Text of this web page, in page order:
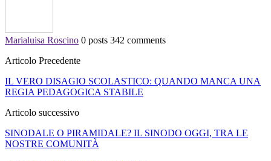
Marialuisa Roscino 0 posts 342 comments
Articolo Precedente
IL VERO DISAGIO SCOLASTICO: QUANDO MANCA UNA
REGIA PEDAGOGICA STABILE
Articolo successivo
SINODALE O PIRAMIDALE? IL SINODO OGGI, TRA LE
NOSTRE COMUNITÀ